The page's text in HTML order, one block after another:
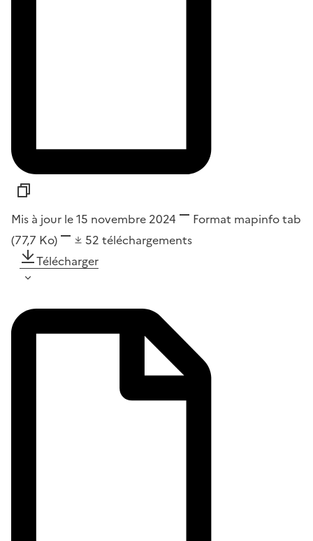
Mis à jour le 15 novembre 2024 Format mapinfo tab
(77,7 Ko)
52 téléchargements
Télécharger